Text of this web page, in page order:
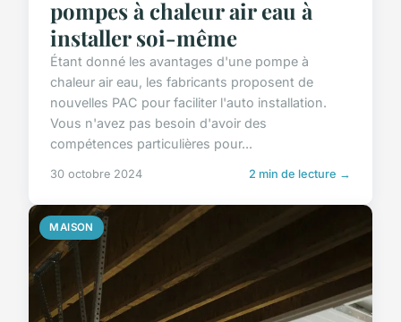
pompes à chaleur air eau à
installer soi-même
Étant donné les avantages d'une pompe à
chaleur air eau, les fabricants proposent de
nouvelles PAC pour faciliter l'auto installation.
Vous n'avez pas besoin d'avoir des
compétences particulières pour...
30 octobre 2024 2 min de lecture →
MAISON